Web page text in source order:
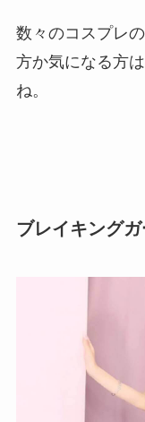
数々のコスプレ
方か気になる方
ね。
ブレイキング